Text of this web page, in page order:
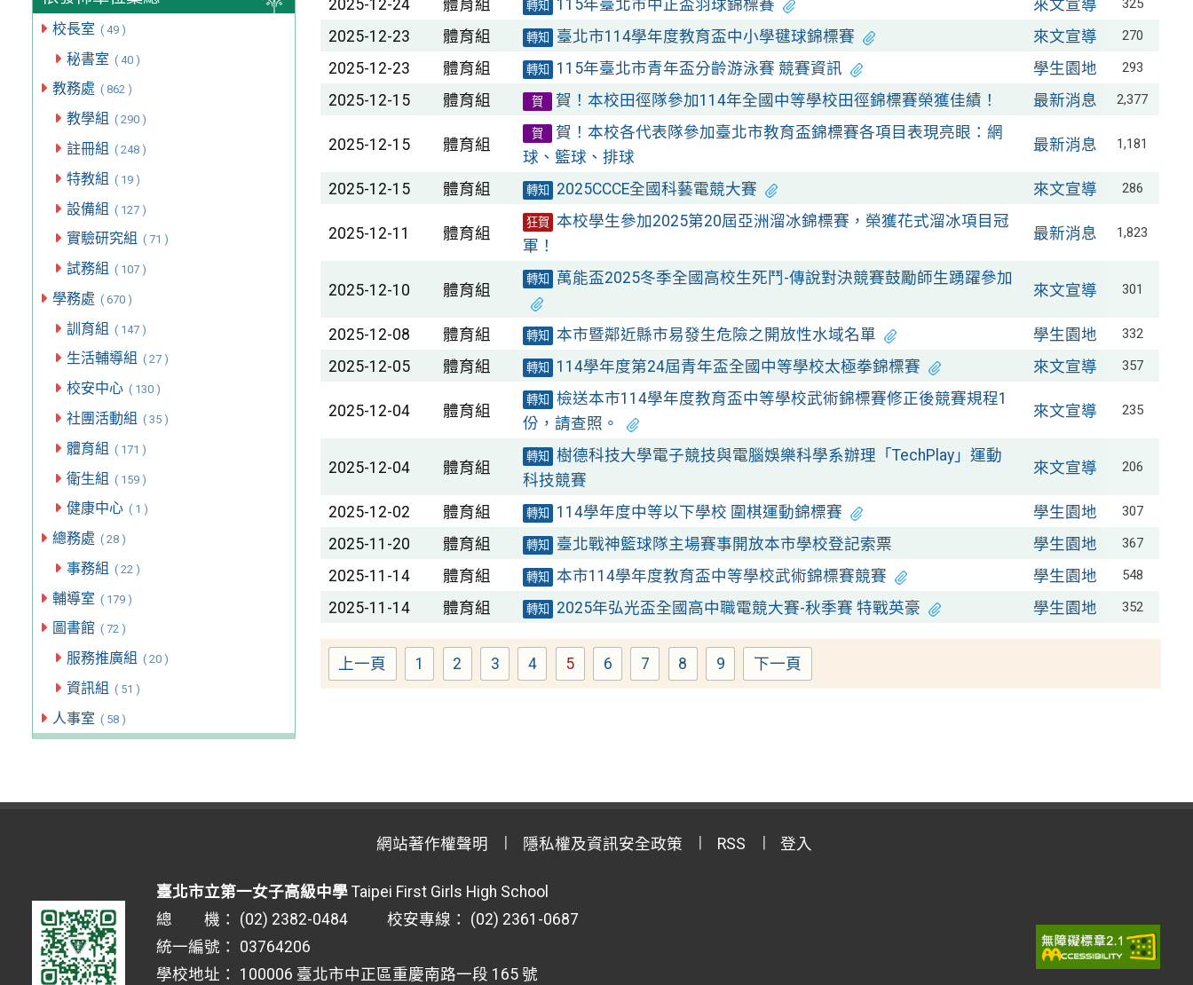
校長室 ( 49 )
秘書室 ( 40 )
教務處 ( 862 )
教學組 ( 290 )
註冊組 ( 248 )
特教組 ( 19 )
設備組 ( 127 )
實驗研究組 ( 71 )
試務組 ( 107 )
學務處 ( 670 )
訓育組 ( 147 )
生活輔導組 ( 27 )
校安中心 ( 130 )
社團活動組 ( 35 )
體育組 ( 171 )
衛生組 ( 159 )
健康中心 ( 1 )
總務處 ( 28 )
事務組 ( 22 )
輔導室 ( 179 )
圖書館 ( 72 )
服務推廣組 ( 20 )
資訊組 ( 51 )
人事室 ( 58 )
2025-12-24 體育組 轉知 115年臺北市中正盃羽球錦標賽 來文宣導 325
2025-12-23 體育組 轉知 臺北市114學年度教育盃中小學毽球錦標賽 來文宣導 270
2025-12-23 體育組 轉知 115年臺北市青年盃分齡游泳賽 競賽資訊 學生園地 293
2025-12-15 體育組 賀 賀！本校田徑隊參加114年全國中等學校田徑錦標賽榮獲佳績！ 最新消息 2,377
2025-12-15 體育組
賀
賀！本校各代表隊參加臺北市教育盃錦標賽各項目表現亮眼：網
球、籃球、排球
最新消息 1,181
2025-12-15 體育組 轉知 2025CCCE全國科藝電競大賽 來文宣導 286
2025-12-11 體育組
狂賀 本校學生參加2025第20屆亞洲溜冰錦標賽，榮獲花式溜冰項目冠
軍！
最新消息 1,823
2025-12-10 體育組
轉知 萬能盃2025冬季全國高校生死鬥-傳說對決競賽鼓勵師生踴躍參加
來文宣導 301
2025-12-08 體育組 轉知 本市暨鄰近縣市易發生危險之開放性水域名單 學生園地 332
2025-12-05 體育組 轉知 114學年度第24屆青年盃全國中等學校太極拳錦標賽 來文宣導 357
2025-12-04 體育組
轉知
檢送本市114學年度教育盃中等學校武術錦標賽修正後競賽規程1
份，請查照。
來文宣導 235
2025-12-04 體育組
轉知
樹德科技大學電子競技與電腦娛樂科學系辦理「TechPlay」運動
科技競賽
來文宣導 206
2025-12-02 體育組 轉知 114學年度中等以下學校 圍棋運動錦標賽 學生園地 307
2025-11-20 體育組 轉知 臺北戰神籃球隊主場賽事開放本市學校登記索票 學生園地 367
2025-11-14 體育組 轉知 本市114學年度教育盃中等學校武術錦標賽競賽 學生園地 548
2025-11-14 體育組 轉知 2025年弘光盃全國高中職電競大賽-秋季賽 特戰英豪 學生園地 352
上一頁 Page
1 Page
2 Page
3 Page
4 Page
5 Page
6 Page
7 Page
8 Page
9 下一頁
網站著作權聲明 隱私權及資訊安全政策 RSS 登入
臺北市立第一女子高級中學 Taipei First Girls High School
總 機： (02) 2382-0484 校安專線： (02) 2361-0687
統一編號： 03764206
學校地址： 100006 臺北市中正區重慶南路一段 165 號